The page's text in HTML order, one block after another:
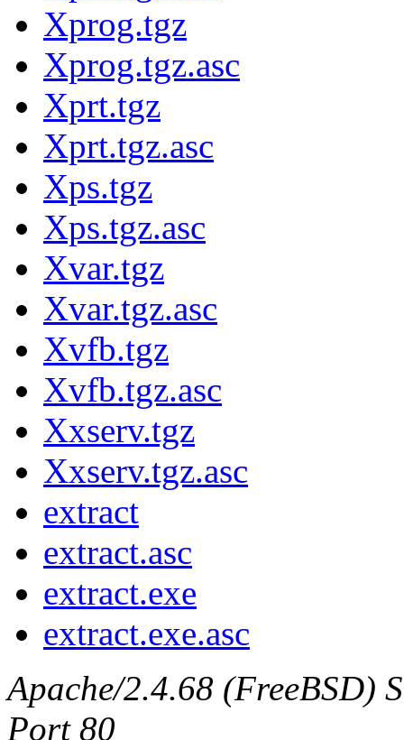
Xprog.tgz
Xprog.tgz.asc
Xprt.tgz
Xprt.tgz.asc
Xps.tgz
Xps.tgz.asc
Xvar.tgz
Xvar.tgz.asc
Xvfb.tgz
Xvfb.tgz.asc
Xxserv.tgz
Xxserv.tgz.asc
extract
extract.asc
extract.exe
extract.exe.asc
Apache/2.4.68 (FreeBSD)
Port 80